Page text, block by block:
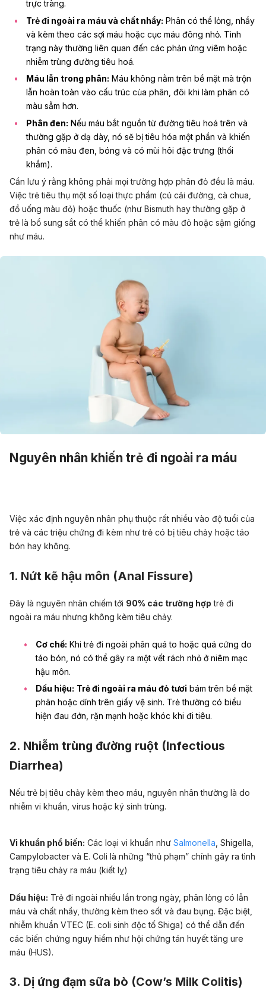
trực tràng.
Trẻ đi ngoài ra máu và chất nhầy: Phân có thể lỏng, nhầy
và kèm theo các sợi máu hoặc cục máu đông nhỏ. Tình
trạng này thường liên quan đến các phản ứng viêm hoặc
nhiễm trùng đường tiêu hoá.
Máu lẫn trong phân: Máu không nằm trên bề mặt mà trộn
lẫn hoàn toàn vào cấu trúc của phân, đôi khi làm phân có
màu sẫm hơn.
Phân đen: Nếu máu bắt nguồn từ đường tiêu hoá trên và
thường gặp ở dạ dày, nó sẽ bị tiêu hóa một phần và khiến
phân có màu đen, bóng và có mùi hôi đặc trưng (thối
khắm).
Cần lưu ý rằng không phải mọi trường hợp phân đỏ đều là máu.
Việc trẻ tiêu thụ một số loại thực phẩm (củ cải đường, cà chua,
đồ uống màu đỏ) hoặc thuốc (như Bismuth hay thường gặp ở
trẻ là bổ sung sắt có thể khiến phân có màu đỏ hoặc sậm giống
như máu.
Nguyên nhân khiến trẻ đi ngoài ra máu
Việc xác định nguyên nhân phụ thuộc rất nhiều vào độ tuổi của
trẻ và các triệu chứng đi kèm như trẻ có bị tiêu chảy hoặc táo
bón hay không.
1. Nứt kẽ hậu môn (Anal Fissure)
Đây là nguyên nhân chiếm tới 90% các trường hợp trẻ đi
ngoài ra máu nhưng không kèm tiêu chảy.
Cơ chế: Khi trẻ đi ngoài phân quá to hoặc quá cứng do
táo bón, nó có thể gây ra một vết rách nhỏ ở niêm mạc
hậu môn.
Dấu hiệu: Trẻ đi ngoài ra máu đỏ tươi bám trên bề mặt
phân hoặc dính trên giấy vệ sinh. Trẻ thường có biểu
hiện đau đớn, rặn mạnh hoặc khóc khi đi tiêu.
2. Nhiễm trùng đường ruột (Infectious
Diarrhea)
Nếu trẻ bị tiêu chảy kèm theo máu, nguyên nhân thường là do
nhiễm vi khuẩn, virus hoặc ký sinh trùng.
Vi khuẩn phổ biến: Các loại vi khuẩn như Salmonella Shigella
Campylobacter và E. Coli là những “thủ phạm” chính gây ra tình
trạng tiêu chảy ra máu (kiết lỵ)
Dấu hiệu: Trẻ đi ngoài nhiều lần trong ngày, phân lỏng có lẫn
máu và chất nhầy, thường kèm theo sốt và đau bụng. Đặc biệt,
nhiễm khuẩn VTEC (E. coli sinh độc tố Shiga) có thể dẫn đến
các biến chứng nguy hiểm như hội chứng tán huyết tăng ure
máu (HUS).
3. Dị ứng đạm sữa bò (Cow’s Milk Colitis)